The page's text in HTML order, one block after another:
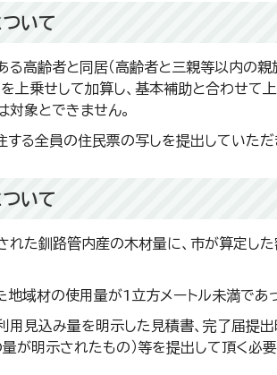
ついて
る高齢者と同居（高齢者と三親等以内の
上乗せして加算し、基本補助と合わせて
象とできません。
る全員の住民票の写しを提出していただ
ついて
れた釧路管内産の木材量に、市が算定し
地域材の使用量が1立方メートル未満であ
用見込み量を明示した見積書、完了届提
が明示されたもの）等を提出して頂く必要